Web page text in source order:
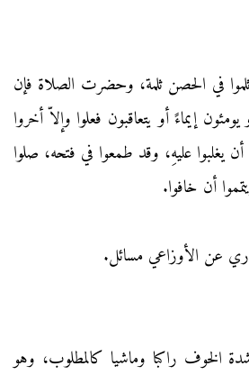
في الحصن ثلمة، وحضرت الصلاة فإن
إيماءً أو يتعاقبون فعلوا وإلاّ أخروا
يغلبوا عليهِ، وقد طمعوا في فتحه، صلوا
أن خافوا.
عن الأوزاعي مسائل.
الخوف راكبا وماشيا كالمطلوب، وهو